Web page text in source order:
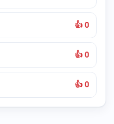
👍 0
👍 0
👍 0